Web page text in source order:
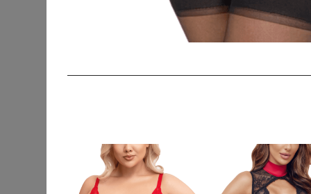
Strumpfwaren
Trachtenmode
SUSA